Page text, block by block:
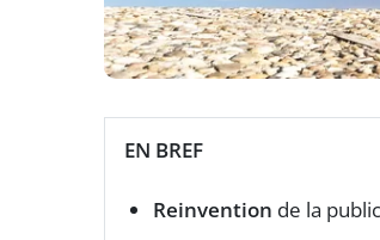
EN BREF
Reinvention de la